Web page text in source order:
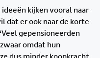
kijken vooral naar
dat er ook naar de korte
gepensioneerden
omdat hun